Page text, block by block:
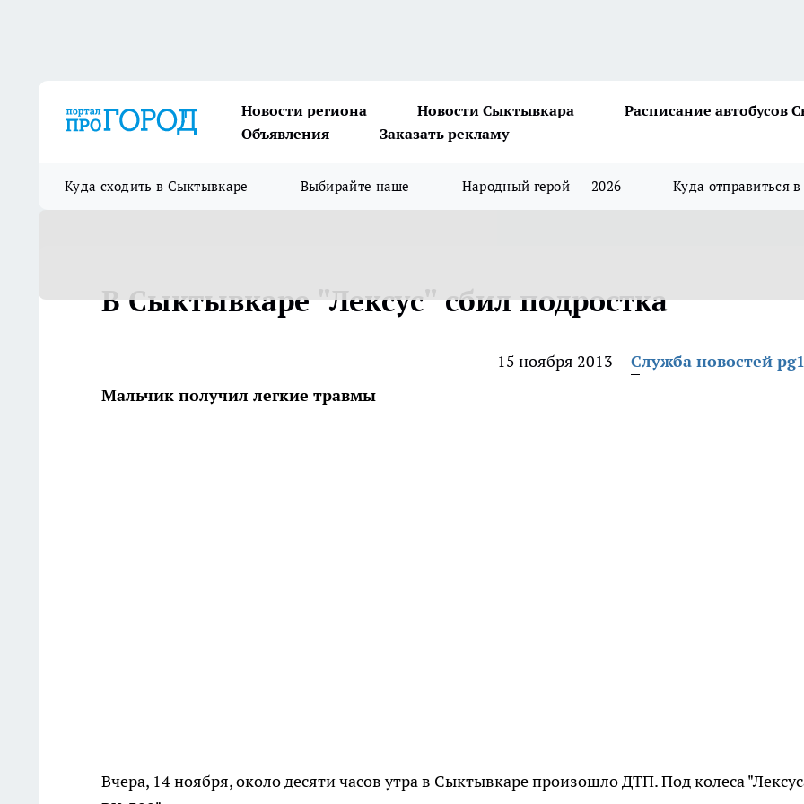
Новости региона Новости Сыктывкара
Расписание автобусов
Объявления
Заказать рекламу
Куда сходить в Сыктывкаре Выбирайте наше Народный герой — 2026 Куда отправиться в
В Сыктывкаре "Лексус" сбил подростка
15 ноября 2013
Служба новостей
Мальчик получил легкие травмы
Вчера, 14 ноября, около десяти часов утра в Сыктывкаре произошло ДТП. Под колеса